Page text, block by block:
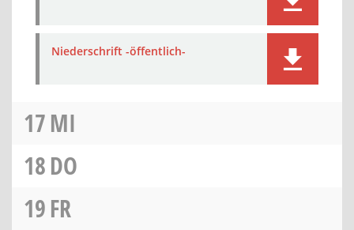
Niederschrift -öffentlich-
17MI
18DO
19FR